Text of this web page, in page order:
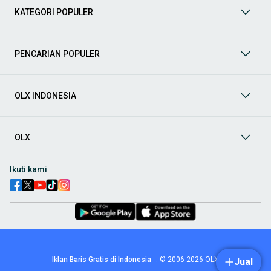
Jual
berbagai jenis mobil baru maupun bekas dengan kondisi
Aksesoris Mobil: Lengkapi tampilan dan fungsionalitas mobil
aksesoris interior seperti sarung jok dan karpet, hingga
berbagai pilihan
, speaker, amplifier, subwoofer,
ingin meningkatkan kualitas suara dalam kabin
Spare Part Mobil
part mobiloriginal dan berkualitas dari OLX! Temukan
berbagai komponen penting mulai dari filter oli, kampas rem,
velg dan ban mobilterbaik di
OLX! Tersedia berbagai ukuran dan desain velg, serta
KATEGORI POPULER
PENCARIAN POPULER
OLX INDONESIA
OLX
Ikuti kami
Iklan Baris Gratis di Indonesia . © 2006-2026 OLX